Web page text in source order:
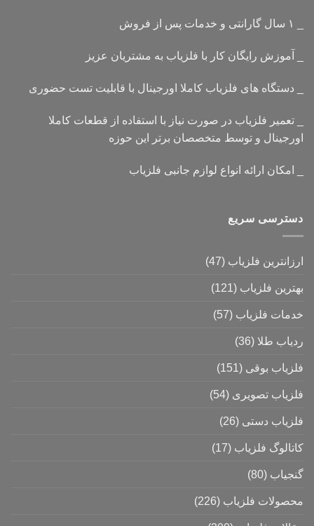
_ آموزش رایگان کار با فلزیاب به مشتریان عزیز
_ دستگاه های فلزیاب کاملا اورجینال با قابلیت تست حضوری
_ تعمیر فلزیاب در صورت نیاز با استفاده از قطعات کاملا
اورجینال و توسط متخصصان برتر این حوزه
_ امکان ارائه انواع لوازم جانبی فلزیاب
دسترسی سریع
ارزانترین فلزیاب (47)
بهترین فلزیاب (121)
خدمات فلزیاب (57)
ردیاب طلا (36)
فلزیاب بوقی (151)
فلزیاب تصویری (54)
فلزیاب دستی (26)
کاتالوگ فلزیاب (17)
گنجیاب (80)
محصولات فلزیاب (226)